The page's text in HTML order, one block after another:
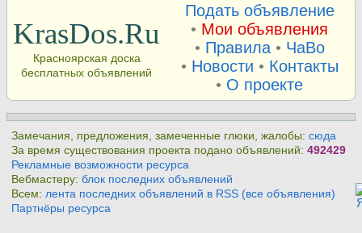
KrasDos.Ru
Красноярская доска
бесплатных объявлений
Подать объявление
• Мои объявления
• Правила• ЧаВо
• Новости • Контакты
• О проекте
Замечания, предложения, замеченные глюки, жалобы:сюда
За время существования проекта подано объявлений:492429
Рекламные возможности ресурса
Вебмастеру:блок последних объявлений
Всем: лента последних объявлений в RSS (все объявления)
Партнёры ресурса